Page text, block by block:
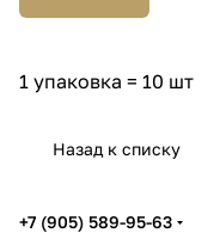
1 упаковка = 10 шт
Назад к списку
+7 (905) 589-95-63